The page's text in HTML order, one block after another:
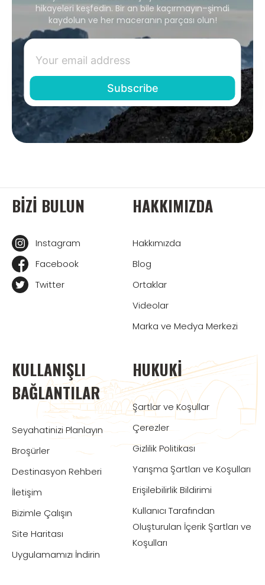
hikayeleri keşfedin. Bir an bile kaçırmayın–şimdi
kaydolun ve her maceranın parçası olun!
BIZI BULUN
Instagram
Facebook
Twitter
HAKKIMIZDA
Hakkımızda
Blog
Ortaklar
Videolar
Marka ve Medya Merkezi
KULLANIŞLI
BAĞLANTILAR
Seyahatinizi Planlayın
Broşürler
Destinasyon Rehberi
İletişim
Bizimle Çalışın
Site Haritası
Uygulamamızı İndirin
HUKUKI
Şartlar ve Koşullar
Çerezler
Gizlilik Politikası
Yarışma Şartları ve Koşulları
Erişilebilirlik Bildirimi
Kullanıcı Tarafından
Oluşturulan İçerik Şartları ve
Koşulları